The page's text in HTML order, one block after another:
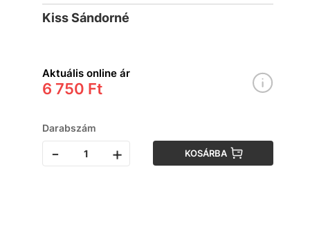
Kiss Sándorné
Aktuális online ár
6 750 Ft
Darabszám
- + KOSÁRBA